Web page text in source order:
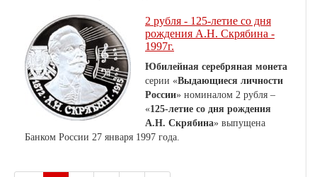
2 рубля - 125-летие со дня
рождения А.Н. Скрябина -
1997г.
Юбилейная серебряная монета
серии «Выдающиеся личности
России» номиналом 2 рубля –
«125-летие со дня рождения
А.Н. Скрябина» выпущена
Банком России 27 января 1997 года.